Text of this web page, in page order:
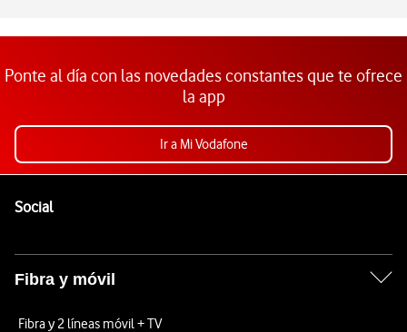
Ponte al día con las novedades constantes que te ofrece
la app
Ir a Mi Vodafone
SocialEnlaces a las redes sociales de Vodafone
Fibra y móvil
Fibra y 2 líneas móvil + TV